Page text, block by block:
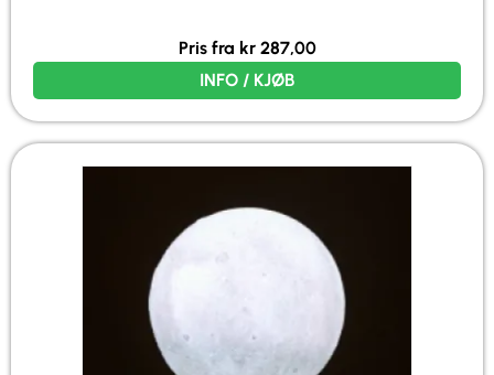
Pris fra kr287,00
INFO / KJØB